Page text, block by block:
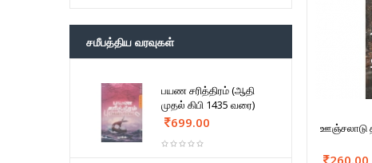
சமீபத்திய வரவுகள்
பயண சரித்திரம் (ஆதி
முதல் கிபி 1435 வரை)
699.00 ஊஞ்சலாடு
260.00